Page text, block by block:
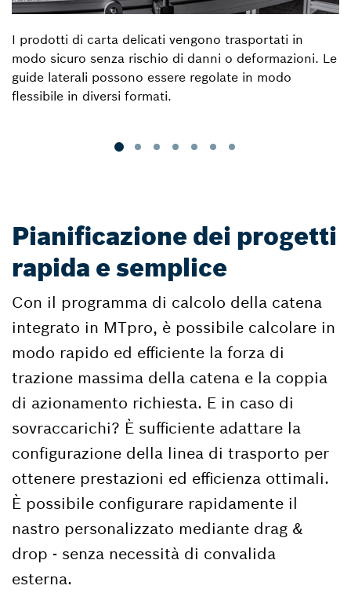
I prodotti di carta delicati vengono trasportati in
modo sicuro senza rischio di danni o deformazioni. Le
guide laterali possono essere regolate in modo
flessibile in diversi formati.
Pianificazione dei progetti
rapida e semplice
Con il programma di calcolo della catena
integrato in MTpro, è possibile calcolare in
modo rapido ed efficiente la forza di
trazione massima della catena e la coppia
di azionamento richiesta. E in caso di
sovraccarichi? È sufficiente adattare la
configurazione della linea di trasporto per
ottenere prestazioni ed efficienza ottimali.
È possibile configurare rapidamente il
nastro personalizzato mediante drag &
drop - senza necessità di convalida
esterna.